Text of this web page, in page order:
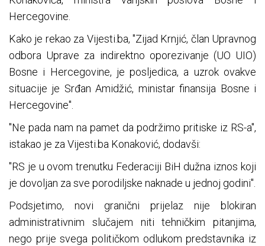
Hercegovine.
Kako je rekao za Vijesti.ba, "Zijad Krnjić, član Upravnog
odbora Uprave za indirektno oporezivanje (UO UIO)
Bosne i Hercegovine, je posljedica, a uzrok ovakve
situacije je Srđan Amidžić, ministar finansija Bosne i
Hercegovine".
"Ne pada nam na pamet da podržimo pritiske iz RS-a",
istakao je za Vijesti.ba Konaković, dodavši:
"RS je u ovom trenutku Federaciji BiH dužna iznos koji
je dovoljan za sve porodiljske naknade u jednoj godini".
Podsjetimo, novi granični prijelaz nije blokiran
administrativnim slučajem niti tehničkim pitanjima,
nego prije svega političkom odlukom predstavnika iz